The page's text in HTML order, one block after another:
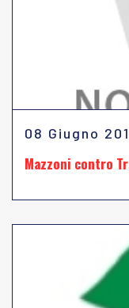
08 Giugno
Mazzoni contro